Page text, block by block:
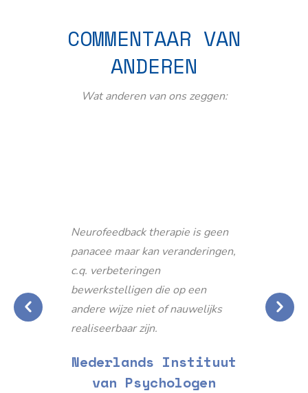
COMMENTAAR VAN
ANDEREN
Wat anderen van ons zeggen:
Neurofeedback therapie is geen
panacee maar kan veranderingen,
c.q. verbeteringen
bewerkstelligen die op een
andere wijze niet of nauwelijks
realiseerbaar zijn.
Nederlands Instituut
van Psychologen